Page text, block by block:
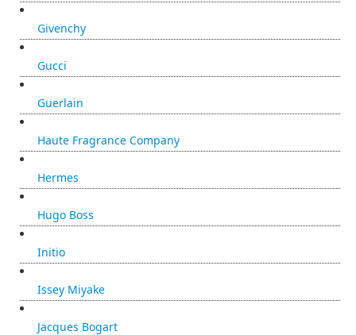
Givenchy
Gucci
Guerlain
Haute Fragrance Company
Hermes
Hugo Boss
Initio
Issey Miyake
Jacques Bogart